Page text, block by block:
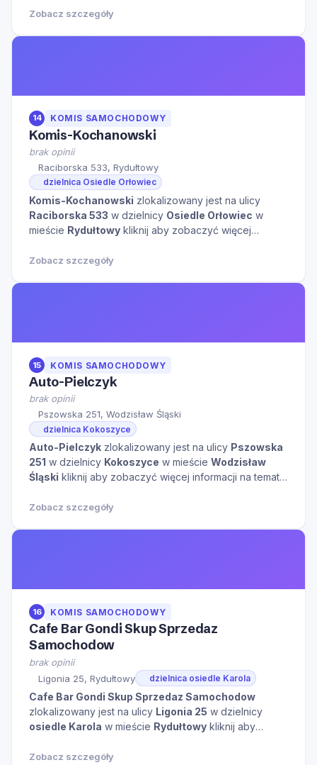
Zobacz szczegóły
14 KOMIS SAMOCHODOWY
Komis-Kochanowski
brak opinii
Raciborska 533, Rydułtowy
dzielnica Osiedle Orłowiec
Komis-Kochanowski zlokalizowany jest na ulicy
Raciborska 533 w dzielnicy Osiedle Orłowiec w
mieście Rydułtowy kliknij aby zobaczyć więcej
Zobacz szczegóły
15 KOMIS SAMOCHODOWY
Auto-Pielczyk
brak opinii
Pszowska 251, Wodzisław Śląski
dzielnica Kokoszyce
Auto-Pielczyk zlokalizowany jest na ulicy Pszowska
251 w dzielnicy Kokoszyce w mieście Wodzisław
Śląski kliknij aby zobaczyć więcej informacji na temat
Zobacz szczegóły
16 KOMIS SAMOCHODOWY
Cafe Bar Gondi Skup Sprzedaz
Samochodow
brak opinii
Ligonia 25, Rydułtowy
dzielnica osiedle Karola
Cafe Bar Gondi Skup Sprzedaz Samochodow
zlokalizowany jest na ulicy Ligonia 25 w dzielnicy
osiedle Karola w mieście Rydułtowy kliknij aby
Zobacz szczegóły